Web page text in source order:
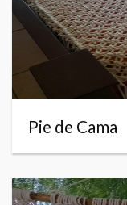
Pie de Cama